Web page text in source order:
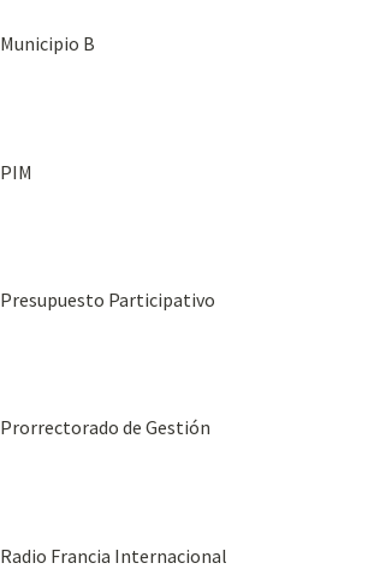
Municipio B
PIM
Presupuesto Participativo
Prorrectorado de Gestión
Radio Francia Internacional